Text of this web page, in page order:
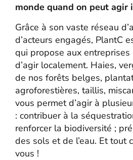
monde quand on peut agir
Grâce à son vaste réseau
d’acteurs engagés, PlantC
qui propose aux
d’agir localement. Haies,
de nos forêts belges,
agroforestières, taillis,
vous permet d’agir à
: contribuer à la
renforcer la biodiversité ;
des sols et de l’eau. Et tout
vous !